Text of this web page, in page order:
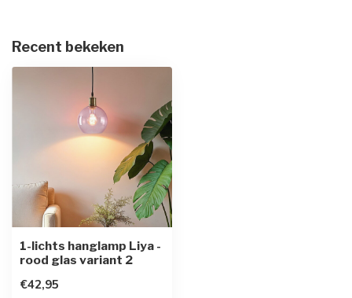
Recent bekeken
1-lichts hanglamp Liya -
rood glas variant 2
€42,95